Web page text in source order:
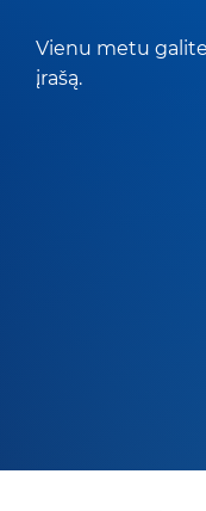
Vienu metu
įrašą.